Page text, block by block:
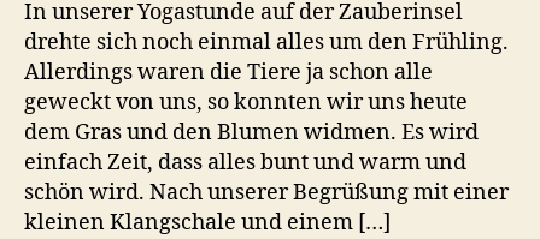
In unserer Yogastunde auf der Zauberinsel
drehte sich noch einmal alles um den Frühling.
Allerdings waren die Tiere ja schon alle
geweckt von uns, so konnten wir uns heute
dem Gras und den Blumen widmen. Es wird
einfach Zeit, dass alles bunt und warm und
schön wird. Nach unserer Begrüßung mit einer
kleinen Klangschale und einem […]